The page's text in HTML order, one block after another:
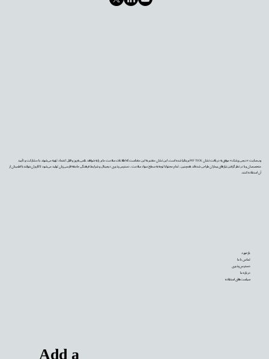
وب‌سایت «دیجی‌پزشک» موفق به دریافت نشان PIF TICK بریتانیا شده است. این نشان معتبر به این معناست که اطلاعات سلامت ما بر پایه شواهد علمی به‌روز و قابل اعتماد تهیه می‌شوند، با مشارکت و تأیید
متخصصان و با در نظر گرفتن نیازهای بیماران طراحی شده‌اند. همچنین، تمام محتوا با توجه به سطح سواد سلامت، دسترس‌پذیری دیجیتال و شرایط فرهنگی جامعه فارسی‌زبان تولید می‌شود تا کاربران بتوانند با اطمینان از
آن استفاده کنند.
بازخورد
تماس با ما
دسترس‌پذیری
درباره ما
سیاست‌های استفاده